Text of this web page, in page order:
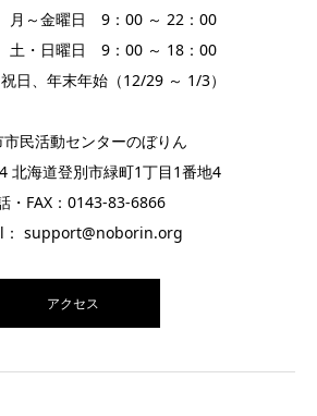
～金曜日 9：00 ～ 22：00
曜日 9：00 ～ 18：00
、年末年始（12/29 ～ 1/3）
民活動センターのぼりん
北海道登別市緑町1丁目1番地4
・FAX：0143-83-6866
： support@noborin.org
アクセス